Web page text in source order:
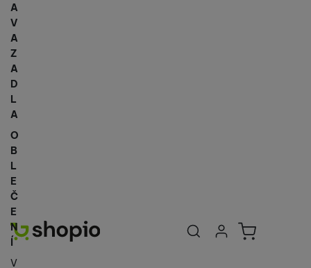
Uživatelská
Přihlásit se
Košík
A
V
A
Z
A
D
L
A
O
B
L
E
Č
E
N
Í
V